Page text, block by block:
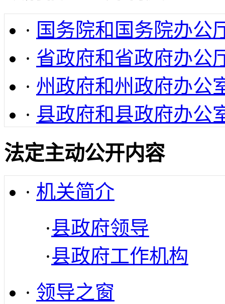
· 国务院和国务院办公
· 省政府和省政府办公
· 州政府和州政府办公
· 县政府和县政府办公
法定主动公开内容
· 机关简介
·县政府领导
·县政府工作机构
· 领导之窗